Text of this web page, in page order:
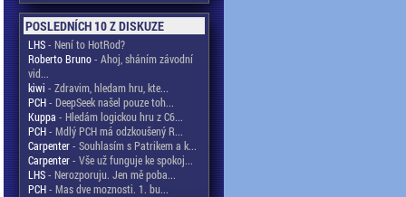
POSLEDNÍCH 10 Z DISKUZE
LHS- Není to HotRod?
Roberto Bruno- Ahoj, sháním závodní
vid...
kiwi - Zdravim, hledam hru, kte...
PCH- DeepSeek našel pouze toh...
Kuppa - Hledám logickou hru z C6...
PCH- Mdlý PCH má odzkoušený R...
Carpenter- Souhlasím s Patrikem a k...
Carpenter- Vše už funguje ke spokoj...
LHS- Nerozporuju. Jen mě poba...
PCH- Mas dve moznosti. 1. bu...